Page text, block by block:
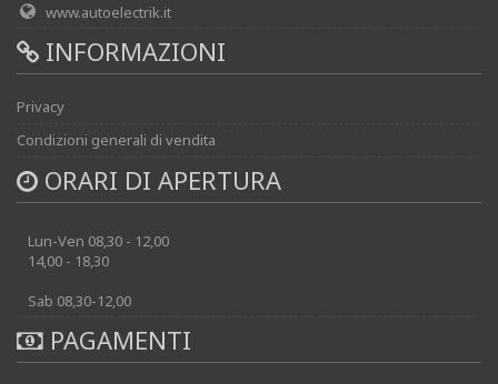
www.autoelectrik.it
INFORMAZIONI
Privacy
Condizioni generali di vendita
ORARI DI APERTURA
Lun-Ven 08,30 - 12,00
14,00 - 18,30
Sab 08,30-12,00
PAGAMENTI